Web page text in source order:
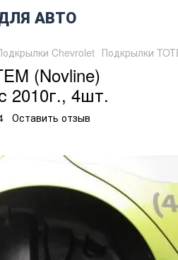
АВТО
Chevrolet Подкрылки
(Novline)
2010г., 4шт.
Оставить отзыв